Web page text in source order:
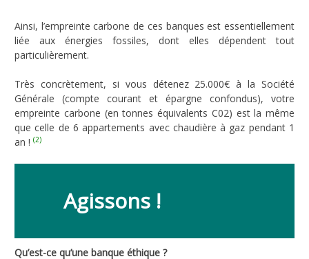
Ainsi, l’empreinte carbone de ces banques est essentiellement
liée aux énergies fossiles, dont elles dépendent tout
particulièrement.
Très concrètement, si vous détenez 25.000€ à la Société
Générale (compte courant et épargne confondus), votre
empreinte carbone (en tonnes équivalents C02) est la même
que celle de 6 appartements avec chaudière à gaz pendant 1
an ! (2)
Agissons !
Qu’est-ce qu’une banque éthique ?